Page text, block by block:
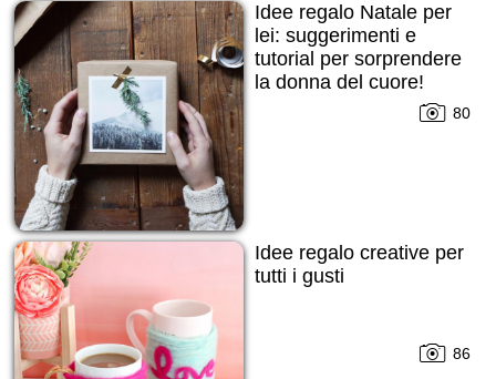
Idee regalo Natale per
lei: suggerimenti e
tutorial per sorprendere
la donna del cuore!
80
Idee regalo creative per
tutti i gusti
86